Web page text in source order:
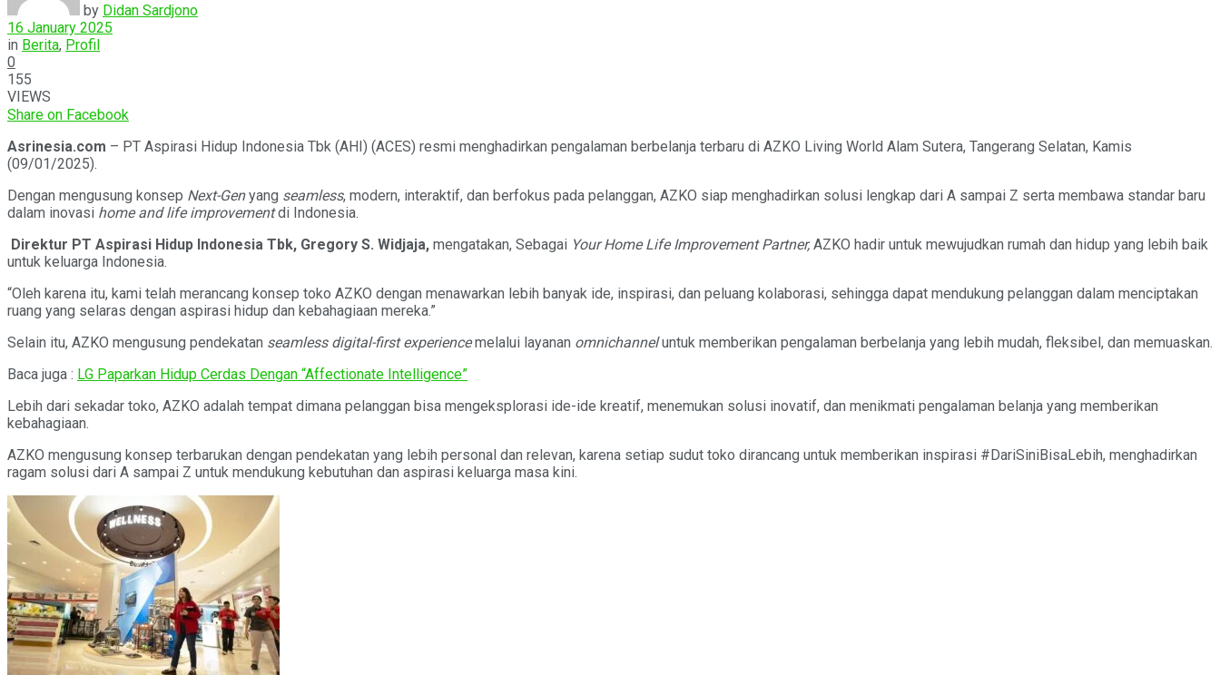
by Didan Sardjono
16 January 2025
in Berita, Profil
0
155
VIEWS
Share on Facebook
Asrinesia.com – PT Aspirasi Hidup Indonesia Tbk (AHI) (ACES) resmi menghadirkan pengalaman berbelanja terbaru di AZKO Living World Alam Sutera, Tangerang Selatan, Kamis
(09/01/2025).
Dengan mengusung konsep Next-Genyang seamless, modern, interaktif, dan berfokus pada pelanggan, AZKO siap menghadirkan solusi lengkap dari A sampai Z serta membawa standar baru
dalam inovasi home and life improvementdi Indonesia.
Direktur PT Aspirasi Hidup Indonesia Tbk, Gregory S. Widjaja, mengatakan, Sebagai Your Home Life Improvement Partner,AZKO hadir untuk mewujudkan rumah dan hidup yang lebih baik
untuk keluarga Indonesia.
“Oleh karena itu, kami telah merancang konsep toko AZKO dengan menawarkan lebih banyak ide, inspirasi, dan peluang kolaborasi, sehingga dapat mendukung pelanggan dalam menciptakan
ruang yang selaras dengan aspirasi hidup dan kebahagiaan mereka.”
Selain itu, AZKO mengusung pendekatan seamless digital-first experiencemelalui layanan omnichanneluntuk memberikan pengalaman berbelanja yang lebih mudah, fleksibel, dan memuaskan.
Baca juga : LG Paparkan Hidup Cerdas Dengan “Affectionate Intelligence”
Lebih dari sekadar toko, AZKO adalah tempat dimana pelanggan bisa mengeksplorasi ide-ide kreatif, menemukan solusi inovatif, dan menikmati pengalaman belanja yang memberikan
kebahagiaan.
AZKO mengusung konsep terbarukan dengan pendekatan yang lebih personal dan relevan, karena setiap sudut toko dirancang untuk memberikan inspirasi #DariSiniBisaLebih, menghadirkan
ragam solusi dari A sampai Z untuk mendukung kebutuhan dan aspirasi keluarga masa kini.